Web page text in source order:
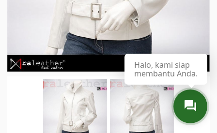
Halo, kami siap
membantu Anda.